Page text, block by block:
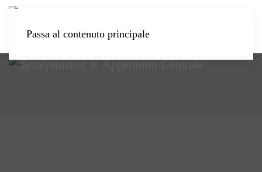
Passa al contenuto principale